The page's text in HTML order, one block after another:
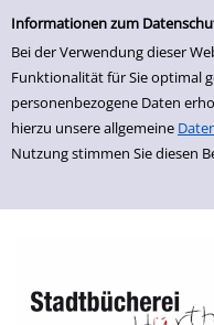
Erweiterte Suche
Informationen zum
Bei der Verwendung dieser
Funktionalität für Sie optimal
personenbezogene Daten
hierzu unsere allgemeine
Nutzung stimmen Sie diesen
zur Navigation springen
zum Inhalt springen
Zur erweiterten Suche springen